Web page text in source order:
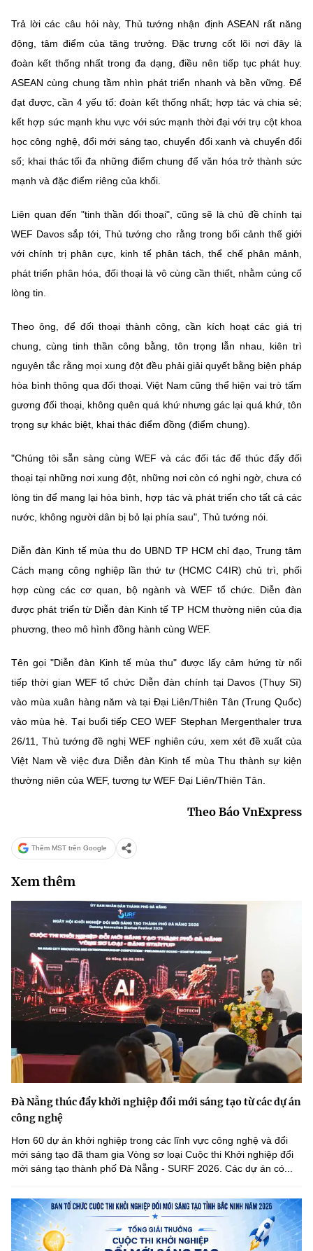
Trả lời các câu hỏi này, Thủ tướng nhận định ASEAN rất năng
động, tâm điểm của tăng trưởng. Đặc trưng cốt lõi nơi đây là
đoàn kết thống nhất trong đa dạng, điều nên tiếp tục phát huy.
ASEAN cùng chung tầm nhìn phát triển nhanh và bền vững. Để
đạt được, cần 4 yếu tố: đoàn kết thống nhất; hợp tác và chia sẻ;
kết hợp sức mạnh khu vực với sức mạnh thời đại với trụ cột khoa
học công nghệ, đổi mới sáng tạo, chuyển đổi xanh và chuyển đổi
số; khai thác tối đa những điểm chung để văn hóa trở thành sức
mạnh và đặc điểm riêng của khối.
Liên quan đến "tinh thần đối thoại", cũng sẽ là chủ đề chính tại
WEF Davos sắp tới, Thủ tướng cho rằng trong bối cảnh thế giới
với chính trị phân cực, kinh tế phân tách, thể chế phân mảnh,
phát triển phân hóa, đối thoại là vô cùng cần thiết, nhằm củng cố
lòng tin.
Theo ông, để đối thoại thành công, cần kích hoạt các giá trị
chung, cùng tinh thần công bằng, tôn trọng lẫn nhau, kiên trì
nguyên tắc rằng mọi xung đột đều phải giải quyết bằng biện pháp
hòa bình thông qua đối thoại. Việt Nam cũng thể hiện vai trò tấm
gương đối thoại, không quên quá khứ nhưng gác lại quá khứ, tôn
trọng sự khác biệt, khai thác điểm đồng (điểm chung).
"Chúng tôi sẵn sàng cùng WEF và các đối tác để thúc đẩy đối
thoại tại những nơi xung đột, những nơi còn có nghi ngờ, chưa có
lòng tin để mang lại hòa bình, hợp tác và phát triển cho tất cả các
nước, không người dân bị bỏ lại phía sau", Thủ tướng nói.
Diễn đàn Kinh tế mùa thu do UBND TP HCM chỉ đạo, Trung tâm
Cách mạng công nghiệp lần thứ tư (HCMC C4IR) chủ trì, phối
hợp cùng các cơ quan, bộ ngành và WEF tổ chức. Diễn đàn
được phát triển từ Diễn đàn Kinh tế TP HCM thường niên của địa
phương, theo mô hình đồng hành cùng WEF.
Tên gọi "Diễn đàn Kinh tế mùa thu" được lấy cảm hứng từ nối
tiếp thời gian WEF tổ chức Diễn đàn chính tại Davos (Thụy Sĩ)
vào mùa xuân hàng năm và tại Đại Liên/Thiên Tân (Trung Quốc)
vào mùa hè. Tại buổi tiếp CEO WEF Stephan Mergenthaler trưa
26/11, Thủ tướng đề nghị WEF nghiên cứu, xem xét đề xuất của
Việt Nam về việc đưa Diễn đàn Kinh tế mùa Thu thành sự kiện
thường niên của WEF, tương tự WEF Đại Liên/Thiên Tân.
Theo Báo VnExpress
Thêm MST trên Google
Xem thêm
Đà Nẵng thúc đẩy khởi nghiệp đổi mới sáng tạo từ các dự án
công nghệ
Hơn 60 dự án khởi nghiệp trong các lĩnh vực công nghệ và đổi
mới sáng tạo đã tham gia Vòng sơ loại Cuộc thi Khởi nghiệp đổi
mới sáng tạo thành phố Đà Nẵng - SURF 2026. Các dự án có...